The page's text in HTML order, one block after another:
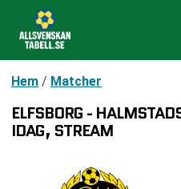
Hem / Matcher
ELFSBORG -
IDAG, STREAM